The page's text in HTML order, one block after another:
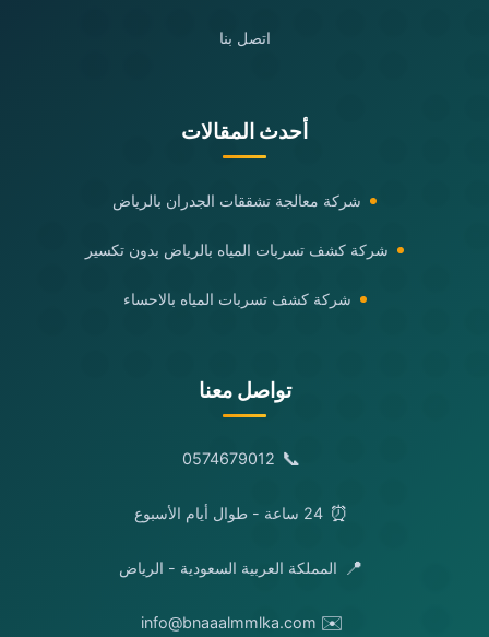
اتصل بنا
أحدث المقالات
شركة معالجة تشققات الجدران بالرياض
شركة كشف تسربات المياه بالرياض بدون تكسير
شركة كشف تسربات المياه بالاحساء
تواصل معنا
📞
0574679012
⏰ 24 ساعة - طوال أيام الأسبوع
📍 المملكة العربية السعودية - الرياض
✉️
info@bnaaalmmlka.com